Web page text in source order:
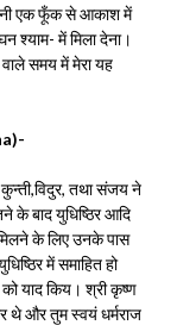
एक फूँक से आकाश में
श्याम- में मिला देना।
समय में मेरा यह
कुन्ती,विदुर, तथा संजय ने
बाद युधिष्ठिर आदि
के लिए उनके पास
में समाहित हो
को याद किय। श्री कृष्ण
थे और तुम स्वयं धर्मराज